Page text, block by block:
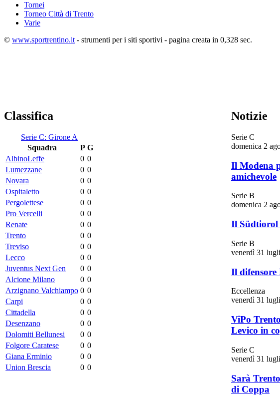
Tornei
Torneo Città di Trento
Varie
© www.sportrentino.it - strumenti per i siti sportivi - pagina creata in 0,328 sec.
Classifica
Serie C: Girone A
Squadra
P G
AlbinoLeffe
0 0
Lumezzane
0 0
Novara
0 0
Ospitaletto
0 0
Pergolettese
0 0
Pro Vercelli
0 0
Renate
0 0
Trento
0 0
Treviso
0 0
Lecco
0 0
Juventus Next Gen
0 0
Alcione Milano
0 0
Arzignano Valchiampo 0 0
Carpi
0 0
Cittadella
0 0
Desenzano
0 0
Dolomiti Bellunesi
0 0
Folgore Caratese
0 0
Giana Erminio
0 0
Union Brescia
0 0
Notizie
Serie C
domenica 2
Il Modena
amichevole
Serie B
domenica 2
Il Südtiorol
Serie B
venerdì 31
Il difensore
Eccellenza
venerdì 31
ViPo
Levico in
Serie C
venerdì 31
Sarà
di Coppa